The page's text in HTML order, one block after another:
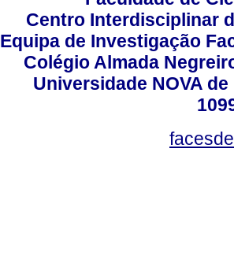
Centro Interdisciplinar
Equipa de Investigação
Colégio Almada
Universidade NOVA